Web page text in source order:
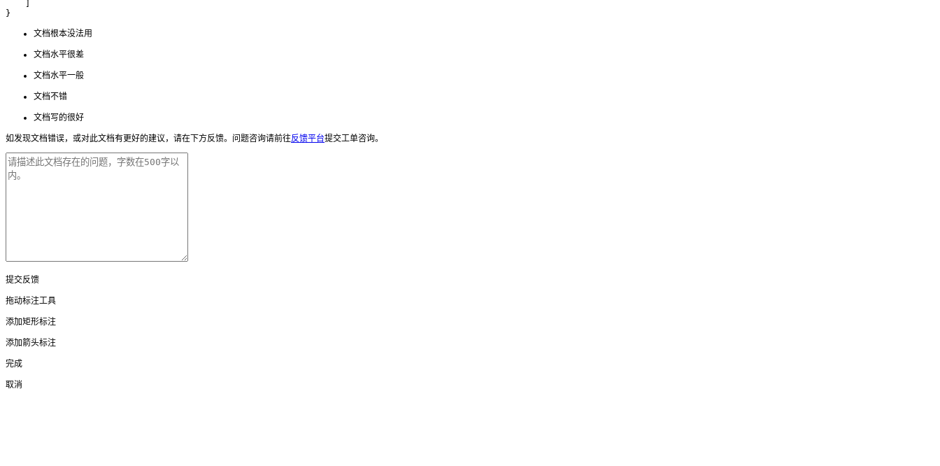
文档根本没法用
文档水平很差
文档水平一般
文档不错
文档写的很好
如发现文档错误，或对此文档有更好的建议，请在下方反馈。 问题咨询请前往反馈平台提交工单咨询。
提交反馈
拖动标注工具
添加矩形标注
添加箭头标注
完成
取消